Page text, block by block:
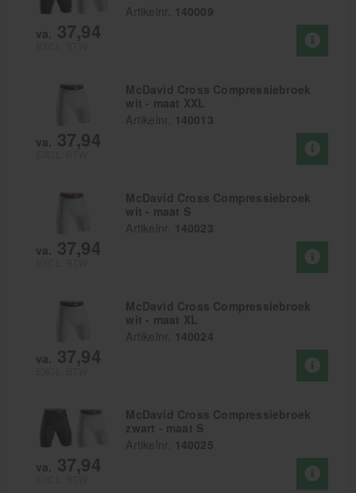
Artikelnr. 140009
va. 37,94
McDavid Cross Compressiebroek
wit - maat XXL
Artikelnr. 140013
va. 37,94
McDavid Cross Compressiebroek
wit - maat S
Artikelnr. 140023
va. 37,94
McDavid Cross Compressiebroek
wit - maat XL
Artikelnr. 140024
va. 37,94
McDavid Cross Compressiebroek
zwart - maat S
Artikelnr. 140025
va. 37,94